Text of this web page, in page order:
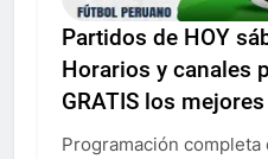
Partidos de HOY
Horarios y canales
GRATIS los
Programación